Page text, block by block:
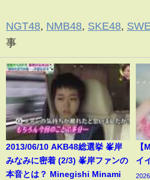
NGT48, NMB48, SKE48,
事
2013/06/10 AKB48総選挙 峯岸
みなみに密着 (2/3) 峯岸ファンの
本音とは？ Minegishi Minami
【
イ